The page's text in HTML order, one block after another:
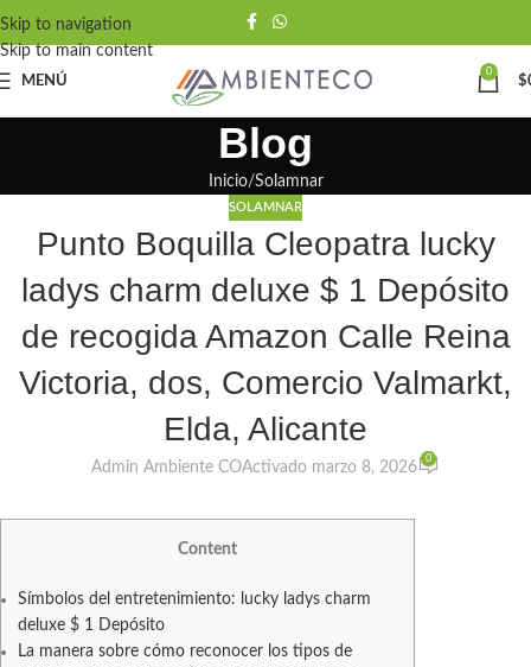
Skip to navigation
Skip to main content
MENÚ
0
$
Blog
Inicio Solamnar
SOLAMNAR
Punto Boquilla Cleopatra lucky
ladys charm deluxe $ 1 Depósito
de recogida Amazon Calle Reina
Victoria, dos, Comercio Valmarkt,
Elda, Alicante
Admin Ambiente COActivado marzo 8, 2026
0
Content
Símbolos del entretenimiento: lucky ladys charm
deluxe $ 1 Depósito
La manera sobre cómo reconocer los tipos de